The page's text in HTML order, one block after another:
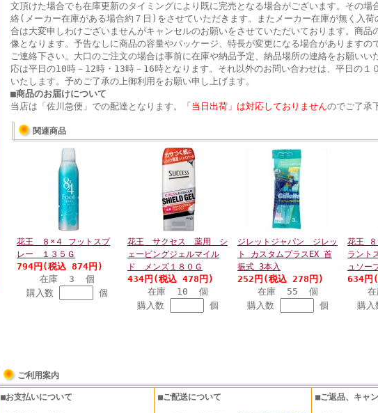
文頂けた場合でも在庫更新のタイミングにより既に完売となる場合がございます。その場
絡(メーカー在庫がある場合約７日)をさせていただきます。またメーカー在庫が無く入荷
合は大変申しわけございませんがキャンセルのお願いをさせていただいております。商品
像となります。予告なしに商品の容量やパッケージ、特長が変更になる場合がありますの
ご連絡下さい。大口のご注文の場合は事前に在庫や納品予定、納品場所の連絡をお願いい
応は平日の10時－12時・13時－16時となります。それ以外のお問い合わせは、平日の１
いたします。予めご了承の上御利用をお願い申し上げます。
■商品のお届けについて
当店は「佐川急便」での配達となります。
「当日出荷」は対応しておりませんのでご了承
関連商品
花王 ８×４ フットスプ
レー １３５Ｇ
794円(税込 874円)
在庫 3 個
購入数
個
花王 サクセス 薬用 シ
ェービングジェルマイル
ド メンズ１８０Ｇ
434円(税込 478円)
在庫 10 個
購入数
個
ジレットジャパン ジレッ
ト カスタムプラスEX 首
振式 3本入
252円(税込 278円)
在庫 55 個
購入数
個
花王
ラント
ュソー
634円
購入
ご利用案内
■お支払いについて ■ご配送について ■ご返品、キャ